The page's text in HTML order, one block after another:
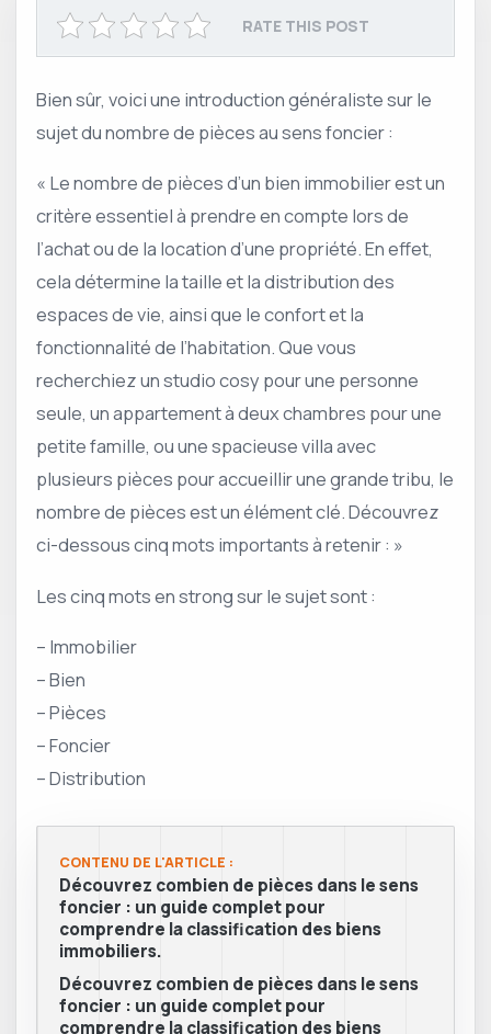
RATE THIS POST
Bien sûr, voici une introduction généraliste sur le
sujet du nombre de pièces au sens foncier :
« Le nombre de pièces d’un bien immobilier est un
critère essentiel à prendre en compte lors de
l’achat ou de la location d’une propriété. En effet,
cela détermine la taille et la distribution des
espaces de vie, ainsi que le confort et la
fonctionnalité de l’habitation. Que vous
recherchiez un studio cosy pour une personne
seule, un appartement à deux chambres pour une
petite famille, ou une spacieuse villa avec
plusieurs pièces pour accueillir une grande tribu, le
nombre de pièces est un élément clé. Découvrez
ci-dessous cinq mots importants à retenir : »
Les cinq mots en strong sur le sujet sont :
– Immobilier
– Bien
– Pièces
– Foncier
– Distribution
CONTENU DE L'ARTICLE :
Découvrez combien de pièces dans le sens
foncier : un guide complet pour
comprendre la classification des biens
immobiliers.
Découvrez combien de pièces dans le sens
foncier : un guide complet pour
comprendre la classification des biens